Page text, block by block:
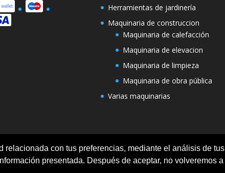
con tus preferencias, mediante el análisis de tus
presentada. Después de aceptar, no volveremos a
Herramientas de jardinería
Maquinaria de construccion
Maquinaria de calefacción
Maquinaria de elevacion
Maquinaria de limpieza
Maquinaria de obra pública
Varias maquinarias
y condiciones